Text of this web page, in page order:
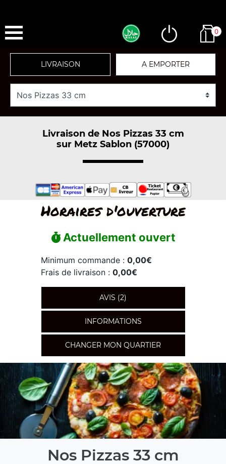
0
LIVRAISON A EMPORTER
Livraison de Nos Pizzas 33 cm
sur Metz Sablon (57000)
Horaires d'ouverture
Actuellement ouvert
Minimum commande : 0,00€
Frais de livraison : 0,00€
AVIS (2)
INFORMATIONS
CHANGER MON QUARTIER
Nos Pizzas 33 cm